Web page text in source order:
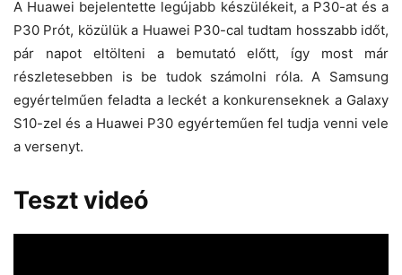
A Huawei bejelentette legújabb készülékeit, a P30-at és a
P30 Prót, közülük a Huawei P30-cal tudtam hosszabb időt,
pár napot eltölteni a bemutató előtt, így most már
részletesebben is be tudok számolni róla. A Samsung
egyértelműen feladta a leckét a konkurenseknek a Galaxy
S10-zel és a Huawei P30 egyérteműen fel tudja venni vele
a versenyt.
Teszt videó